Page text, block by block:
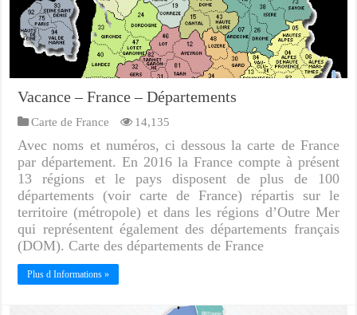
Vacance – France – Départements
Carte de France 14,135
Avec noms et numéros, ci dessous la carte de France
par département. En 2016 la France compte à présent
13 régions et le pays disposent de plus de 100
départements (voir carte de France) répartis sur le
territoire (métropole) et dans les régions d’Outre Mer
qui représentent également des départements français
(DOM). Carte des départements de France
Plus d Informations »